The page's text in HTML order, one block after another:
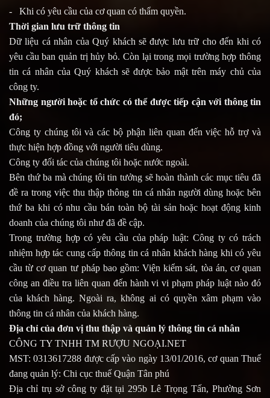
- Khi có yêu cầu của cơ quan có thẩm quyền.
Thời gian lưu trữ thông tin
Dữ liệu cá nhân của Quý khách sẽ được lưu trữ cho đến khi có
yêu cầu ban quản trị hủy bỏ. Còn lại trong mọi trường hợp thông
tin cá nhân của Quý khách sẽ được bảo mật trên máy chủ của
công ty.
Những người hoặc tổ chức có thể được tiếp cận với thông tin
đó;
Công ty chúng tôi và các bộ phận liên quan đến việc hỗ trợ và
thực hiện hợp đồng với người tiêu dùng.
Công ty đối tác của chúng tôi hoặc nước ngoài.
Bên thứ ba mà chúng tôi tin tưởng sẽ hoàn thành các mục tiêu đã
đề ra trong việc thu thập thông tin cá nhân người dùng hoặc bên
thứ ba khi có nhu cầu bán toàn bộ tài sản hoặc hoạt động kinh
doanh của chúng tôi như đã đề cập.
Trong trường hợp có yêu cầu của pháp luật: Công ty có trách
nhiệm hợp tác cung cấp thông tin cá nhân khách hàng khi có yêu
cầu từ cơ quan tư pháp bao gồm: Viện kiểm sát, tòa án, cơ quan
công an điều tra liên quan đến hành vi vi phạm pháp luật nào đó
của khách hàng. Ngoài ra, không ai có quyền xâm phạm vào
thông tin cá nhân của khách hàng.
Địa chỉ của đơn vị thu thập và quản lý thông tin cá nhân
CÔNG TY TNHH TM RƯỢU NGOẠI.NET
MST: 0313617288 được cấp vào ngày 13/01/2016, cơ quan Thuế
đang quản lý: Chi cục thuế Quận Tân phú
Địa chỉ trụ sở công ty đặt tại 295b Lê Trọng Tấn, Phường Sơn